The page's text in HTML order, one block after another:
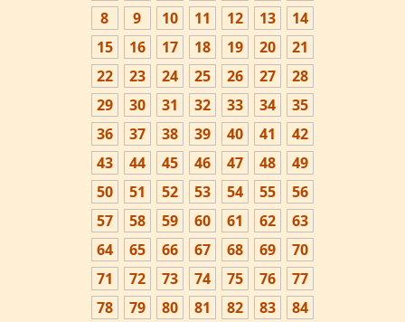
8
9 10 11 12 13
14
15
16 17 18 19 20
21
22
23 24 25 26 27
28
29
30 31 32 33 34
35
36
37 38 39 40 41
42
43
44 45 46 47 48
49
50
51 52 53 54 55
56
57
58 59 60 61 62
63
64
65 66 67 68 69
70
71
72 73 74 75 76
77
78
79 80 81 82 83
84